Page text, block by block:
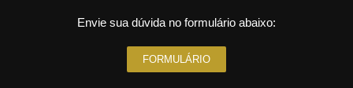
Envie sua dúvida no formulário abaixo:
FORMULÁRIO